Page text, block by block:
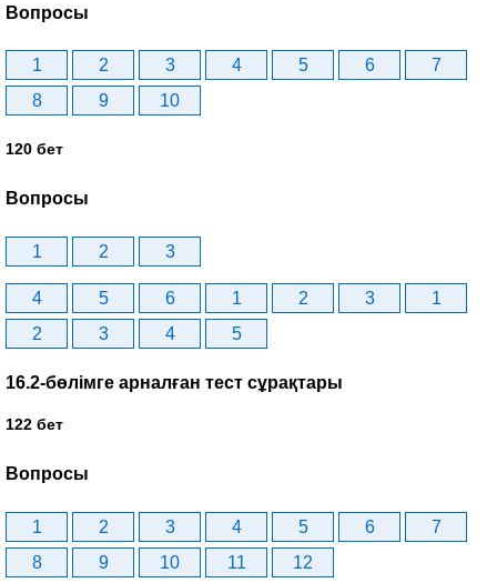
Вопросы
1 2 3 4 5 6
7
8
9 10
120 бет
Вопросы
1 2 3
4 5 6 1 2 3
1
2
3 4 5
16.2-бөлімге арналған тест сұрақтары
122 бет
Вопросы
1 2 3 4 5 6
7
8
9 10 11 12